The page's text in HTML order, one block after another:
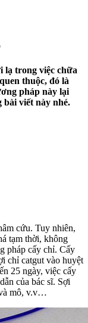
lạ trong việc chữa
thuộc, đó là
pháp này lại
viết này nhé.
cứu. Tuy nhiên,
tạm thời, không
pháp cấy chỉ. Cấy
chỉ catgut vào huyệt
25 ngày, việc cấy
của bác sĩ. Sợi
mô, v.v…